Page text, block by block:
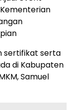
sertifikat serta
di Kabupaten
Samuel